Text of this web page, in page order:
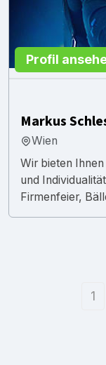
Profil
Markus
Wien
Wir bieten
und
Firmenfeier,
1